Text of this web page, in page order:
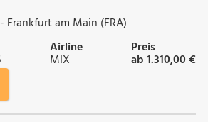
Frankfurt am Main (FRA)
Airline
MIX
Preis
ab 1.310,00 €